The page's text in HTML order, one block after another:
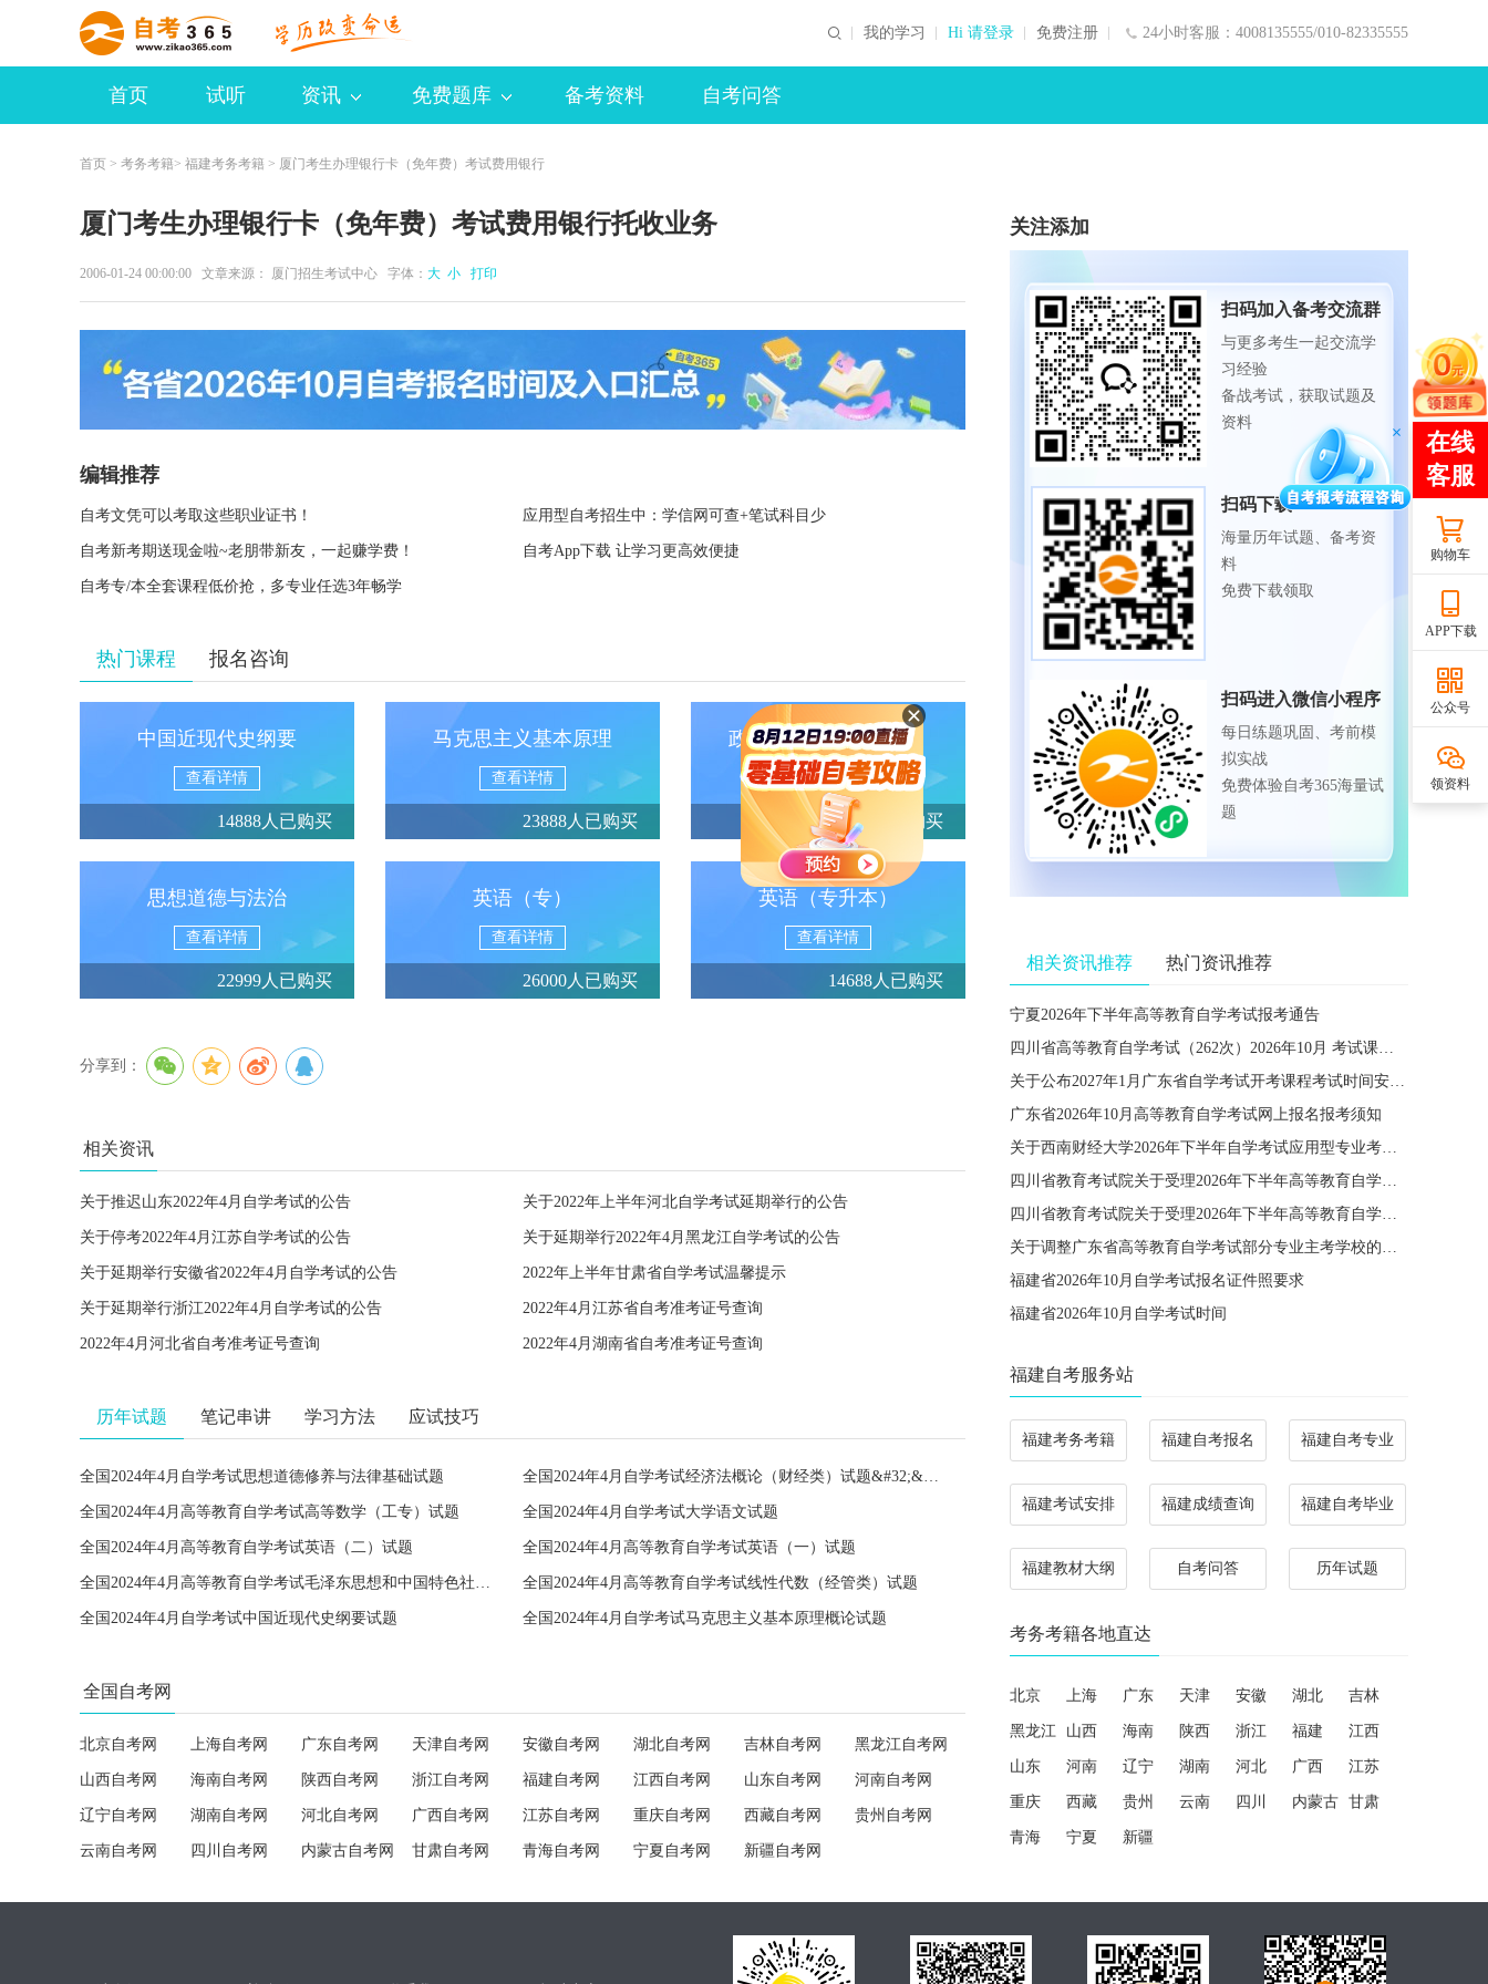
24小时客服：4008135555/010-82335555
我的学习 Hi 请登录 免费注册
首页 试听 资讯 免费题库 备考资料 自考问答
首页 > 考务考籍> 福建考务考籍 > 厦门考生办理银行卡（免年费）考试费用银行
厦门考生办理银行卡（免年费）考试费用银行托收业务
2006-01-24 00:00:00 文章来源： 厦门招生考试中心 字体： 大 小 打印
编辑推荐
自考文凭可以考取这些职业证书！ 应用型自考招生中：学信网可查+笔试科目少
自考新考期送现金啦~老朋带新友，一起赚学费！ 自考App下载 让学习更高效便捷
自考专/本全套课程低价抢，多专业任选3年畅学
热门课程 报名咨询
中国近现代史纲要
查看详情
14888人已购买
马克思主义基本原理
查看详情
23888人已购买
政治经济学（财经类）
查看详情
13950人已购买
思想道德与法治
查看详情
22999人已购买
英语（专）
查看详情
26000人已购买
英语（专升本）
查看详情
14688人已购买
分享到：
相关资讯
关于推迟山东2022年4月自学考试的公告 关于2022年上半年河北自学考试延期举行的公告
关于停考2022年4月江苏自学考试的公告 关于延期举行2022年4月黑龙江自学考试的公告
关于延期举行安徽省2022年4月自学考试的公告 2022年上半年甘肃省自学考试温馨提示
关于延期举行浙江2022年4月自学考试的公告 2022年4月江苏省自考准考证号查询
2022年4月河北省自考准考证号查询 2022年4月湖南省自考准考证号查询
历年试题 笔记串讲 学习方法 应试技巧
全国2024年4月自学考试思想道德修养与法律基础试题 全国2024年4月自学考试经济法概论（财经类）试题&#32;&#32;
全国2024年4月高等教育自学考试高等数学（工专）试题 全国2024年4月自学考试大学语文试题
全国2024年4月高等教育自学考试英语（二）试题 全国2024年4月高等教育自学考试英语（一）试题
全国2024年4月高等教育自学考试毛泽东思想和中国特色社会主义理论体系概论试题 全国2024年4月高等教育自学考试线性代数（经管类）试题
全国2024年4月自学考试中国近现代史纲要试题 全国2024年4月自学考试马克思主义基本原理概论试题
全国自考网
北京自考网 上海自考网 广东自考网 天津自考网 安徽自考网 湖北自考网 吉林自考网 黑龙江自考网
山西自考网 海南自考网 陕西自考网 浙江自考网 福建自考网 江西自考网 山东自考网 河南自考网
辽宁自考网 湖南自考网 河北自考网 广西自考网 江苏自考网 重庆自考网 西藏自考网 贵州自考网
云南自考网 四川自考网 内蒙古自考网 甘肃自考网 青海自考网 宁夏自考网 新疆自考网
关注添加
扫码加入备考交流群
与更多考生一起交流学
习经验
备战考试，获取试题及
资料
扫码下载APP
海量历年试题、备考资
料
免费下载领取
扫码进入微信小程序
每日练题巩固、考前模
拟实战
免费体验自考365海量试
题
相关资讯推荐 热门资讯推荐
宁夏2026年下半年高等教育自学考试报考通告
四川省高等教育自学考试（262次）2026年10月 考试课程简表
关于公布2027年1月广东省自学考试开考课程考试时间安排和使用教材的通知
广东省2026年10月高等教育自学考试网上报名报考须知
关于西南财经大学2026年下半年自学考试应用型专业考籍更改办理的通知
四川省教育考试院关于受理2026年下半年高等教育自学考试省际转考申请的通告
四川省教育考试院关于受理2026年下半年高等教育自学考试考籍更改申请的通告
关于调整广东省高等教育自学考试部分专业主考学校的通知
福建省2026年10月自学考试报名证件照要求
福建省2026年10月自学考试时间
福建自考服务站
福建考务考籍 福建自考报名 福建自考专业
福建考试安排 福建成绩查询 福建自考毕业
福建教材大纲 自考问答 历年试题
考务考籍各地直达
北京 上海 广东 天津 安徽 湖北 吉林
黑龙江 山西 海南 陕西 浙江 福建 江西
山东 河南 辽宁 湖南 河北 广西 江苏
重庆 西藏 贵州 云南 四川 内蒙古 甘肃
青海 宁夏 新疆
购物车
APP下载
公众号
领资料